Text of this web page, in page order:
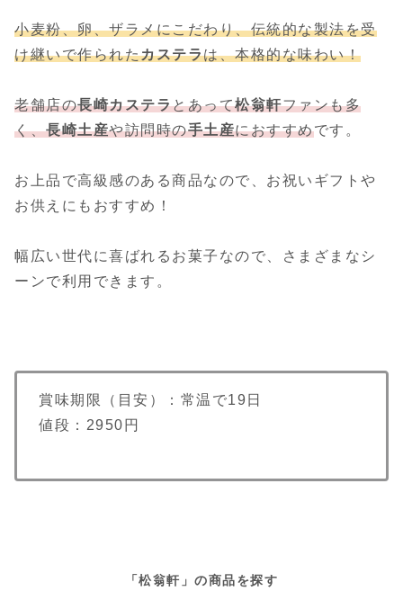
小麦粉、卵、ザラメにこだわり、伝統的な製法を受
け継いで作られたカステラは、本格的な味わい！
老舗店の長崎カステラとあって松翁軒ファンも多
く、長崎土産や訪問時の手土産におすすめです。
お上品で高級感のある商品なので、お祝いギフトや
お供えにもおすすめ！
幅広い世代に喜ばれるお菓子なので、さまざまなシ
ーンで利用できます。
賞味期限（目安）：常温で19日
値段：2950円
「松翁軒」の商品を探す